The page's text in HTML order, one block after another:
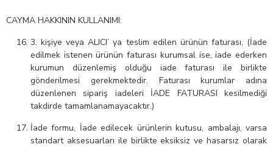
CAYMA HAKKININ KULLANIMI:
3. kişiye veya ALICI’ ya teslim edilen ürünün faturası, (İade
edilmek istenen ürünün faturası kurumsal ise, iade ederken
kurumun düzenlemiş olduğu iade faturası ile birlikte
gönderilmesi gerekmektedir. Faturası kurumlar adına
düzenlenen sipariş iadeleri İADE FATURASI kesilmediği
takdirde tamamlanamayacaktır.)
İade formu, İade edilecek ürünlerin kutusu, ambalajı, varsa
standart aksesuarları ile birlikte eksiksiz ve hasarsız olarak